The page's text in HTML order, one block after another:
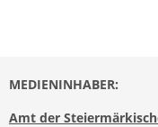
MEDIENINHABER:
Amt der